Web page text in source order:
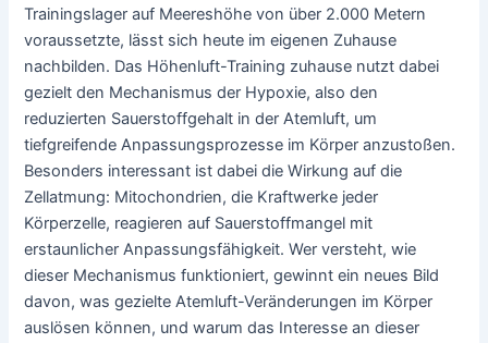
Trainingslager auf Meereshöhe von über 2.000 Metern
voraussetzte, lässt sich heute im eigenen Zuhause
nachbilden. Das Höhenluft-Training zuhause nutzt dabei
gezielt den Mechanismus der Hypoxie, also den
reduzierten Sauerstoffgehalt in der Atemluft, um
tiefgreifende Anpassungsprozesse im Körper anzustoßen.
Besonders interessant ist dabei die Wirkung auf die
Zellatmung: Mitochondrien, die Kraftwerke jeder
Körperzelle, reagieren auf Sauerstoffmangel mit
erstaunlicher Anpassungsfähigkeit. Wer versteht, wie
dieser Mechanismus funktioniert, gewinnt ein neues Bild
davon, was gezielte Atemluft-Veränderungen im Körper
auslösen können, und warum das Interesse an dieser